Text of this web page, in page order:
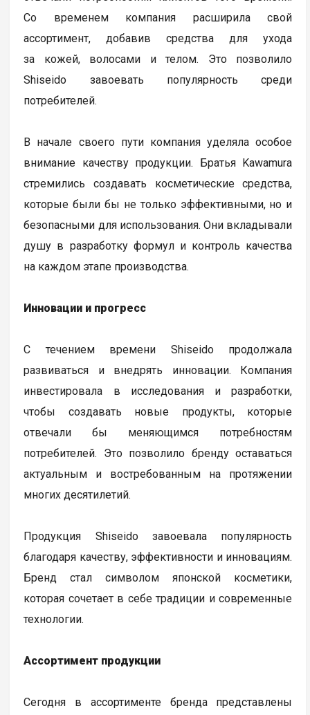
Со временем компания расширила свой
ассортимент, добавив средства для ухода
за кожей, волосами и телом. Это позволило
Shiseido завоевать популярность среди
потребителей.
В начале своего пути компания уделяла особое
внимание качеству продукции. Братья Kawamura
стремились создавать косметические средства,
которые были бы не только эффективными, но и
безопасными для использования. Они вкладывали
душу в разработку формул и контроль качества
на каждом этапе производства.
Инновации и прогресс
С течением времени Shiseido продолжала
развиваться и внедрять инновации. Компания
инвестировала в исследования и разработки,
чтобы создавать новые продукты, которые
отвечали бы меняющимся потребностям
потребителей. Это позволило бренду оставаться
актуальным и востребованным на протяжении
многих десятилетий.
Продукция Shiseido завоевала популярность
благодаря качеству, эффективности и инновациям.
Бренд стал символом японской косметики,
которая сочетает в себе традиции и современные
технологии.
Ассортимент продукции
Сегодня в ассортименте бренда представлены